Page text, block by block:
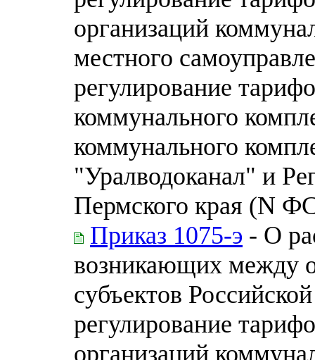
организаций
местного
регулирование
коммунального
коммунального
"Уралводоканал" и
Пермского края (N
Приказ 1075-э - О
возникающих между
субъектов
регулирование
организаций